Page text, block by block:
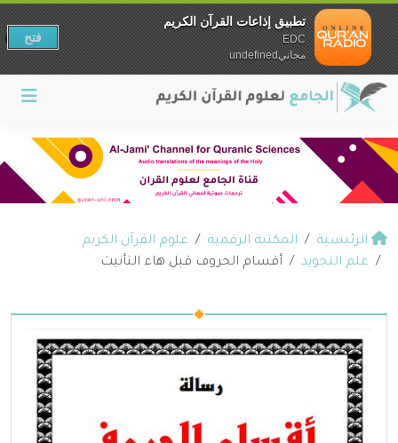
الرئيسية المكتبة الرقمية
علوم القرآن الكريم
علم التجويد
أقسام الحروف قبل هاء التأنيث
تطبيق إذاعات القرآن الكريم
EDC
مجانيundefined
فتح